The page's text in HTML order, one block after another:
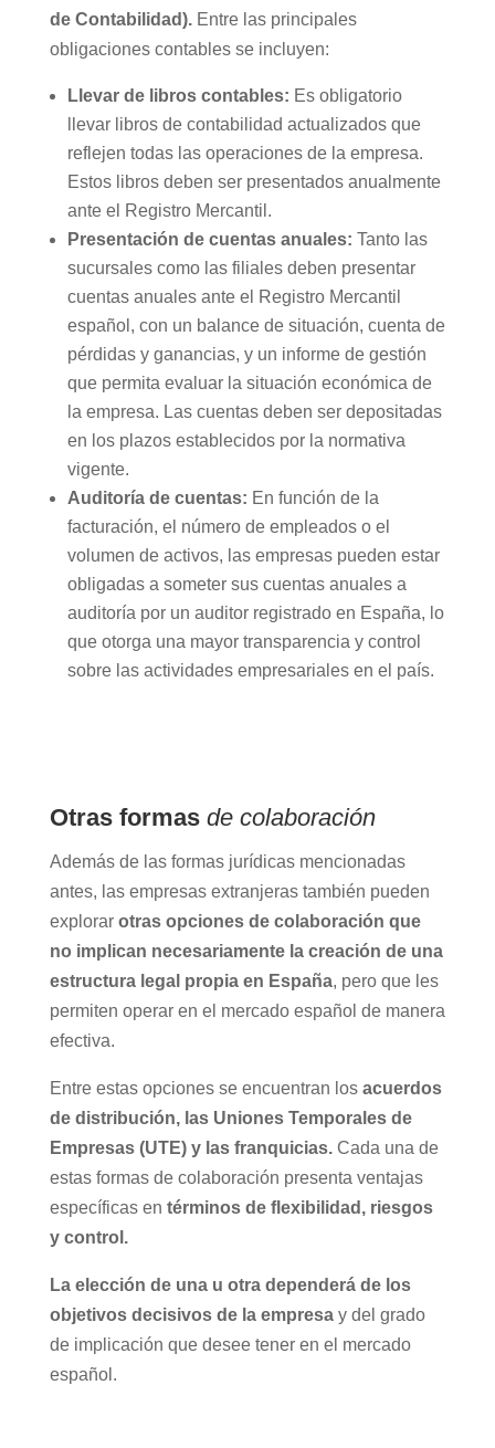
de Contabilidad). Entre las principales
obligaciones contables se incluyen:
Llevar de libros contables: Es obligatorio
llevar libros de contabilidad actualizados que
reflejen todas las operaciones de la empresa.
Estos libros deben ser presentados anualmente
ante el Registro Mercantil.
Presentación de cuentas anuales: Tanto las
sucursales como las filiales deben presentar
cuentas anuales ante el Registro Mercantil
español, con un balance de situación, cuenta de
pérdidas y ganancias, y un informe de gestión
que permita evaluar la situación económica de
la empresa. Las cuentas deben ser depositadas
en los plazos establecidos por la normativa
vigente.
Auditoría de cuentas: En función de la
facturación, el número de empleados o el
volumen de activos, las empresas pueden estar
obligadas a someter sus cuentas anuales a
auditoría por un auditor registrado en España, lo
que otorga una mayor transparencia y control
sobre las actividades empresariales en el país.
Otras formas de colaboración
Además de las formas jurídicas mencionadas
antes, las empresas extranjeras también pueden
explorarotras opciones de colaboración que
no implican necesariamente la creación de una
estructura legal propia en España, pero que les
permiten operar en el mercado español de manera
efectiva.
Entre estas opciones se encuentran los acuerdos
de distribución, las Uniones Temporales de
Empresas (UTE) y las franquicias. Cada una de
estas formas de colaboración presenta ventajas
específicas en términos de flexibilidad, riesgos
y control.
La elección de una u otra dependerá de los
objetivos decisivos de la empresa y del grado
de implicación que desee tener en el mercado
español.